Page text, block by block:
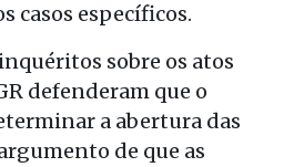
casos específicos.
sobre os atos
defenderam que o
a abertura das
de que as